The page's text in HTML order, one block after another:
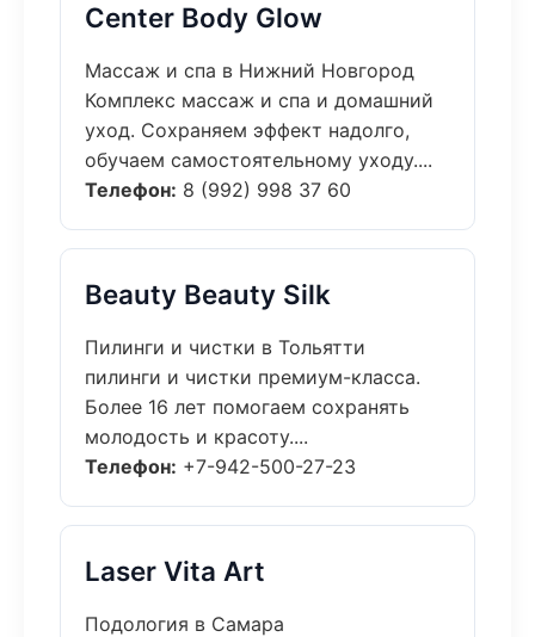
Center Body Glow
Массаж и спа в Нижний Новгород
Комплекс массаж и спа и домашний
уход. Сохраняем эффект надолго,
обучаем самостоятельному уходу....
Телефон: 8 (992) 998 37 60
Beauty Beauty Silk
Пилинги и чистки в Тольятти
пилинги и чистки премиум-класса.
Более 16 лет помогаем сохранять
молодость и красоту....
Телефон: +7-942-500-27-23
Laser Vita Art
Подология в Самара